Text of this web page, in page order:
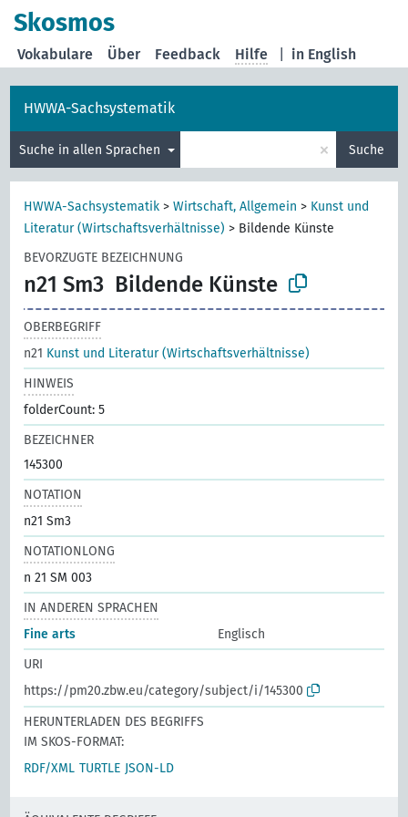
Skosmos
in English
Vokabulare Über Feedback Hilfe
HWWA-Sachsystematik
Suche in allen Sprachen × Suche
HWWA-Sachsystematik >Wirtschaft, Allgemein > Kunst und
Literatur (Wirtschaftsverhältnisse) > Bildende Künste
BEVORZUGTE BEZEICHNUNG
n21 Sm3 Bildende Künste
OBERBEGRIFF
n21 Kunst und Literatur (Wirtschaftsverhältnisse)
HINWEIS
folderCount: 5
BEZEICHNER
145300
NOTATION
n21 Sm3
NOTATIONLONG
n 21 SM 003
IN ANDEREN SPRACHEN
Fine arts
Englisch
URI
https://pm20.zbw.eu/category/subject/i/145300
HERUNTERLADEN DES BEGRIFFS
IM SKOS-FORMAT:
RDF/XML TURTLE JSON-LD